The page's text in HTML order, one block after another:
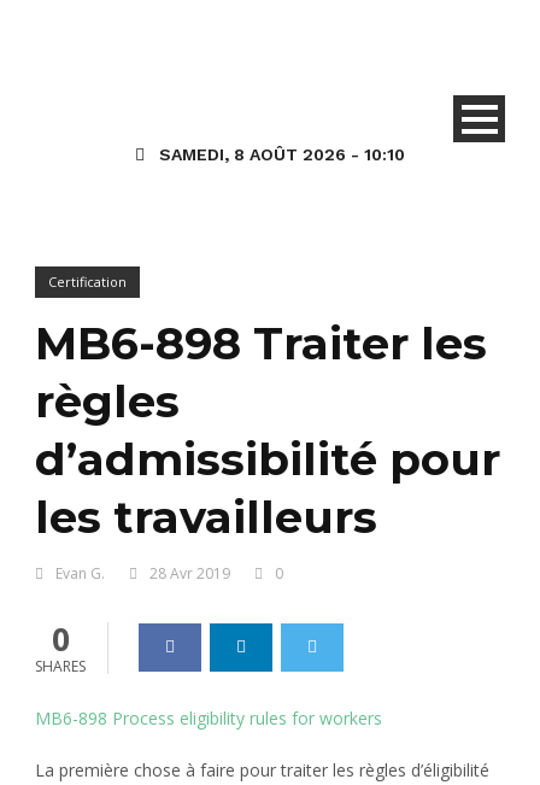
SAMEDI, 8 AOÛT 2026 - 10:10
Certification
MB6-898 Traiter les
règles
d’admissibilité pour
les travailleurs
Evan G. 28 Avr 2019 0
0
SHARES
MB6-898 Process eligibility rules for workers
La première chose à faire pour traiter les règles d’éligibilité